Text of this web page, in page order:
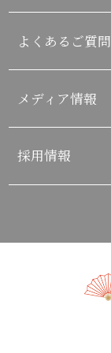
よくあるご質問
メディア情報
採用情報